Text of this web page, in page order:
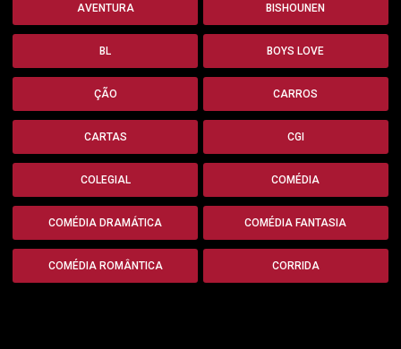
AVENTURA BISHOUNEN
BL BOYS LOVE
ÇÃO CARROS
CARTAS CGI
COLEGIAL COMÉDIA
COMÉDIA DRAMÁTICA COMÉDIA FANTASIA
COMÉDIA ROMÂNTICA CORRIDA